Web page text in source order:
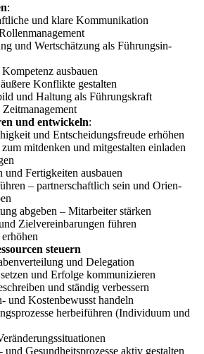
:
und klare Kommu­ni­kation
und Wertschätzung als Führungs­in­
ausbauen
Konflikte gestalten
und Haltung als Führungs­kraft
Zeitma­nagement
und entwi­ckeln:
und Entschei­dungs­freude erhöhen
mitdenken und mitge­stalten einladen
und Fertig­keiten ausbauen
– partner­schaftlich sein und Orien­
abgeben – Mitar­beiter stärken
Zielver­ein­ba­rungen führen
steuern
und Delegation
und Erfolge kommu­ni­zieren
und ständig verbessern
und Kosten­be­wusst handeln
herbei­führen (Individuum und
und Gesund­heits­pro­zesse aktiv gestalten